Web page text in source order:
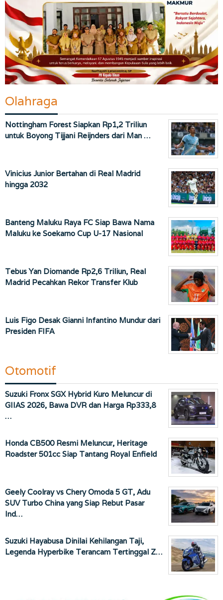
Olahraga
Nottingham Forest Siapkan Rp1,2 Triliun
untuk Boyong Tijjani Reijnders dari Man …
Vinicius Junior Bertahan di Real Madrid
hingga 2032
Banteng Maluku Raya FC Siap Bawa Nama
Maluku ke Soekarno Cup U-17 Nasional
Tebus Yan Diomande Rp2,6 Triliun, Real
Madrid Pecahkan Rekor Transfer Klub
Luis Figo Desak Gianni Infantino Mundur dari
Presiden FIFA
Otomotif
Suzuki Fronx SGX Hybrid Kuro Meluncur di
GIIAS 2026, Bawa DVR dan Harga Rp333,8
…
Honda CB500 Resmi Meluncur, Heritage
Roadster 501cc Siap Tantang Royal Enfield
Geely Coolray vs Chery Omoda 5 GT, Adu
SUV Turbo China yang Siap Rebut Pasar
Ind…
Suzuki Hayabusa Dinilai Kehilangan Taji,
Legenda Hyperbike Terancam Tertinggal Z…